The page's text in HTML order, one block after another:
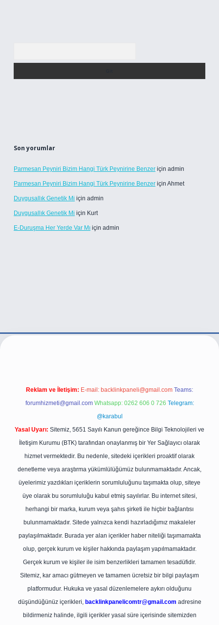
Son yorumlar
Parmesan Peyniri Bizim Hangi Türk Peynirine Benzer için admin
Parmesan Peyniri Bizim Hangi Türk Peynirine Benzer için Ahmet
Duygusallık Genetik Mi için admin
Duygusallık Genetik Mi için Kurt
E-Duruşma Her Yerde Var Mı için admin
betexper.live/
Reklam ve İletişim: E-mail: backlinkpaneli@gmail.com Teams:
forumhizmeti@gmail.com Whatsapp: 0262 606 0 726 Telegram:
@karabul
Yasal Uyarı: Sitemiz, 5651 Sayılı Kanun gereğince Bilgi Teknolojileri ve
İletişim Kurumu (BTK) tarafından onaylanmış bir Yer Sağlayıcı olarak
hizmet vermektedir. Bu nedenle, sitedeki içerikleri proaktif olarak
denetleme veya araştırma yükümlülüğümüz bulunmamaktadır. Ancak,
üyelerimiz yazdıkları içeriklerin sorumluluğunu taşımakta olup, siteye
üye olarak bu sorumluluğu kabul etmiş sayılırlar. Bu internet sitesi,
herhangi bir marka, kurum veya şahıs şirketi ile hiçbir bağlantısı
bulunmamaktadır. Sitede yalnızca kendi hazırladığımız makaleler
paylaşılmaktadır. Burada yer alan içerikler haber niteliği taşımamakta
olup, gerçek kurum ve kişiler hakkında paylaşım yapılmamaktadır.
Gerçek kurum ve kişiler ile isim benzerlikleri tamamen tesadüfidir.
Sitemiz, kar amacı gütmeyen ve tamamen ücretsiz bir bilgi paylaşım
platformudur. Hukuka ve yasal düzenlemelere aykırı olduğunu
düşündüğünüz içerikleri, backlinkpanelicomtr@gmail.com adresine
bildirmeniz halinde, ilgili içerikler yasal süre içerisinde sitemizden